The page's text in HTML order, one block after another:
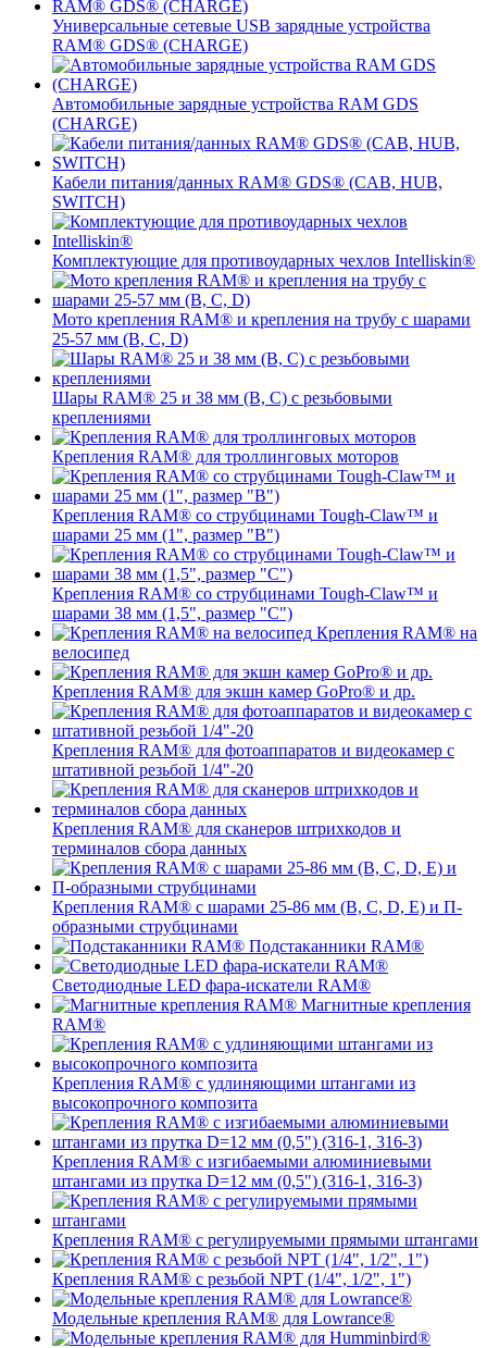
Универсальные сетевые USB зарядные устройства
RAM® GDS® (CHARGE)
Автомобильные зарядные устройства RAM GDS
(CHARGE)
Кабели питания/данных RAM® GDS® (CAB, HUB,
SWITCH)
Комплектующие для противоударных чехлов Intelliskin®
Мото крепления RAM® и крепления на трубу с шарами
25-57 мм (B, C, D)
Шары RAM® 25 и 38 мм (B, C) с резьбовыми
креплениями
Крепления RAM® для троллинговых моторов
Крепления RAM® со струбцинами Tough-Claw™ и
шарами 25 мм (1", размер "B")
Крепления RAM® со струбцинами Tough-Claw™ и
шарами 38 мм (1,5", размер "C")
Крепления RAM® на
велосипед
Крепления RAM® для экшн камер GoPro® и др.
Крепления RAM® для фотоаппаратов и видеокамер с
штативной резьбой 1/4"-20
Крепления RAM® для сканеров штрихкодов и
терминалов сбора данных
Крепления RAM® с шарами 25-86 мм (B, C, D, E) и П-
образными струбцинами
Подстаканники RAM®
Светодиодные LED фара-искатели RAM®
Магнитные крепления
RAM®
Крепления RAM® с удлиняющими штангами из
высокопрочного композита
Крепления RAM® с изгибаемыми алюминиевыми
штангами из прутка D=12 мм (0,5") (316-1, 316-3)
Крепления RAM® c регулируемыми прямыми штангами
Крепления RAM® с резьбой NPT (1/4", 1/2", 1")
Модельные крепления RAM® для Lowrance®